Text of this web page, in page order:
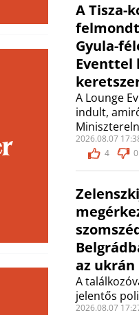
A Tisza-
Gyula-
Eventtel
A Lounge
indult,
2026.08.07
4
0
az ukrán
A
jelentős
2026.08.07